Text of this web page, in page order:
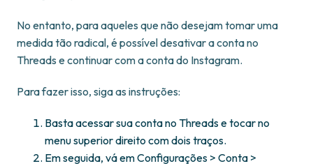
No entanto, para aqueles que não desejam tomar uma
medida tão radical, é possível desativar a conta no
Threads e continuar com a conta do Instagram.
Para fazer isso, siga as instruções:
Basta acessar sua conta no Threads e tocar no
menu superior direito com dois traços.
Em seguida, vá em Configurações > Conta >